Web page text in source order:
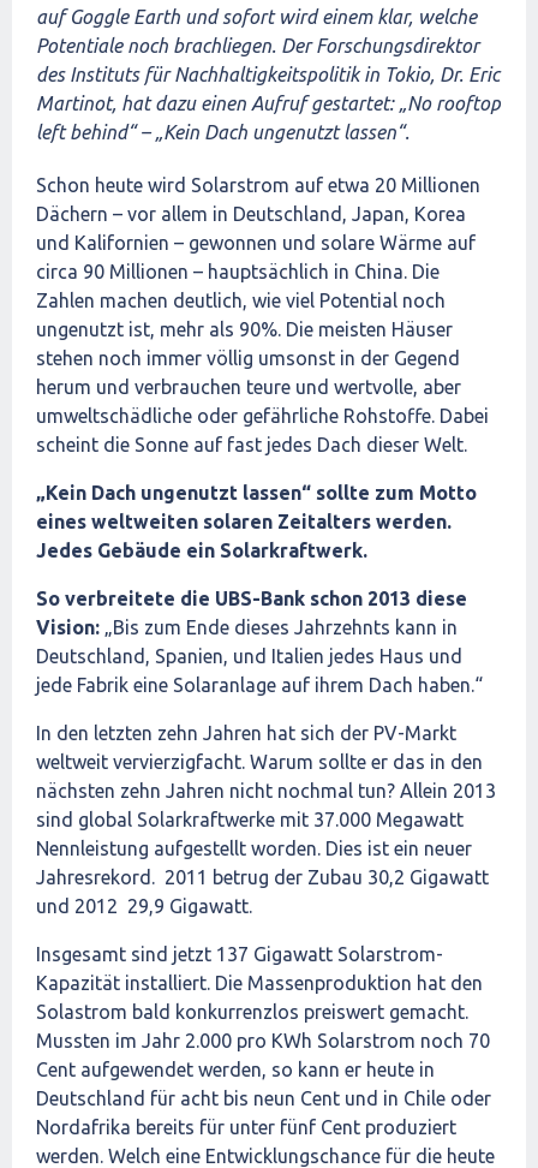
auf Goggle Earth und sofort wird einem klar, welche
Potentiale noch brachliegen. Der Forschungsdirektor
des Instituts für Nachhaltigkeitspolitik in Tokio, Dr. Eric
Martinot, hat dazu einen Aufruf gestartet: „No rooftop
left behind“ – „Kein Dach ungenutzt lassen“.
Schon heute wird Solarstrom auf etwa 20 Millionen
Dächern – vor allem in Deutschland, Japan, Korea
und Kalifornien – gewonnen und solare Wärme auf
circa 90 Millionen – hauptsächlich in China. Die
Zahlen machen deutlich, wie viel Potential noch
ungenutzt ist, mehr als 90%. Die meisten Häuser
stehen noch immer völlig umsonst in der Gegend
herum und verbrauchen teure und wertvolle, aber
umweltschädliche oder gefährliche Rohstoffe. Dabei
scheint die Sonne auf fast jedes Dach dieser Welt.
„Kein Dach ungenutzt lassen“ sollte zum Motto
eines weltweiten solaren Zeitalters werden.
Jedes Gebäude ein Solarkraftwerk.
So verbreitete die UBS-Bank schon 2013 diese
Vision: „Bis zum Ende dieses Jahrzehnts kann in
Deutschland, Spanien, und Italien jedes Haus und
jede Fabrik eine Solaranlage auf ihrem Dach haben.“
In den letzten zehn Jahren hat sich der PV-Markt
weltweit vervierzigfacht. Warum sollte er das in den
nächsten zehn Jahren nicht nochmal tun? Allein 2013
sind global Solarkraftwerke mit 37.000 Megawatt
Nennleistung aufgestellt worden. Dies ist ein neuer
Jahresrekord. 2011 betrug der Zubau 30,2 Gigawatt
und 2012 29,9 Gigawatt.
Insgesamt sind jetzt 137 Gigawatt Solarstrom-
Kapazität installiert. Die Massenproduktion hat den
Solastrom bald konkurrenzlos preiswert gemacht.
Mussten im Jahr 2.000 pro KWh Solarstrom noch 70
Cent aufgewendet werden, so kann er heute in
Deutschland für acht bis neun Cent und in Chile oder
Nordafrika bereits für unter fünf Cent produziert
werden. Welch eine Entwicklungschance für die heute